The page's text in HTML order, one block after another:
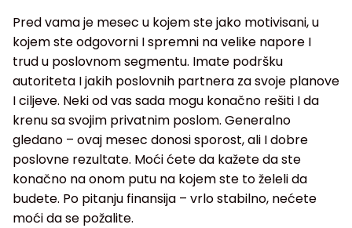
Pred vama je mesec u kojem ste jako motivisani, u
kojem ste odgovorni I spremni na velike napore I
trud u poslovnom segmentu. Imate podršku
autoriteta I jakih poslovnih partnera za svoje planove
I ciljeve. Neki od vas sada mogu konačno rešiti I da
krenu sa svojim privatnim poslom. Generalno
gledano – ovaj mesec donosi sporost, ali I dobre
poslovne rezultate. Moći ćete da kažete da ste
konačno na onom putu na kojem ste to želeli da
budete. Po pitanju finansija – vrlo stabilno, nećete
moći da se požalite.